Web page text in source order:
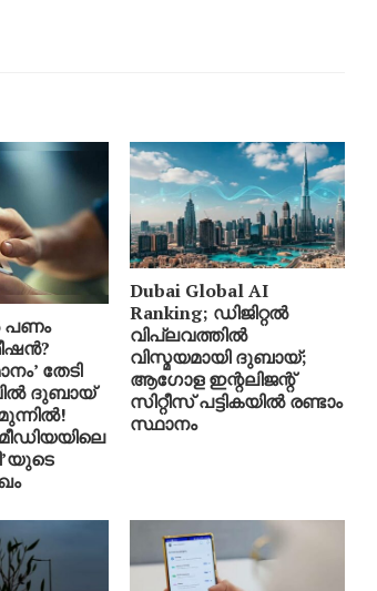
പണം
തേടി
ദുബായ്
Dubai Global AI
Ranking; ഡിജിറ്റൽ
വിപ്ലവത്തിൽ
വിസ്മയമായി ദുബായ്;
ആഗോള ഇന്റലിജന്റ്
സിറ്റീസ് പട്ടികയിൽ രണ്ടാം
സ്ഥാനം